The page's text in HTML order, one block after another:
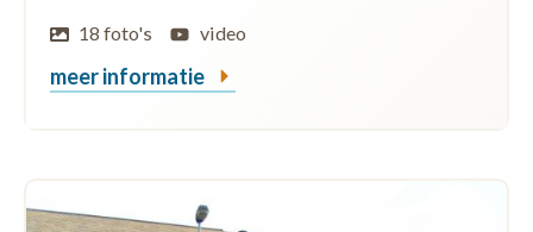
18 foto's
video
meer informatie